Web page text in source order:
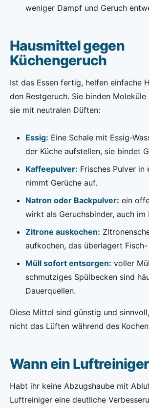
weniger Dampf und Geruch
Hausmittel gegen
Küchengeruch
Ist das Essen fertig, helfen einfache
den Restgeruch. Sie binden
sie mit neutralen Düften:
Essig: Eine Schale mit Essig-
der Küche aufstellen, sie bindet
Kaffeepulver: Frisches Pulver in
nimmt Gerüche auf.
Natron oder Backpulver: ein
wirkt als Geruchsbinder, auch im
Zitrone auskochen:
aufkochen, das überlagert
Müll sofort entsorgen: voller
schmutziges Spülbecken sind
Dauerquellen.
Diese Mittel sind günstig und
nicht das Lüften während des
Wann ein
Habt ihr keine Abzugshaube mit
Luftreiniger eine deutliche